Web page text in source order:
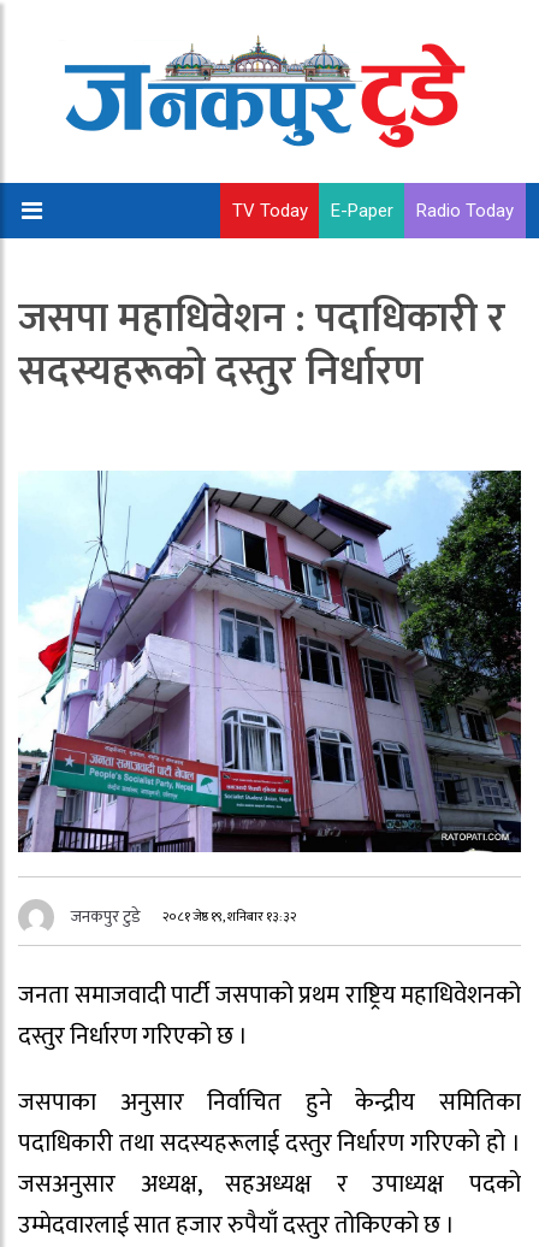
TV Today E-Paper Radio Today
जसपा महाधिवेशन : पदाधिकारी र
सदस्यहरूको दस्तुर निर्धारण
जनकपुर टुडे २०८१ जेष्ठ १९, शनिबार १३:३२
जनता समाजवादी पार्टी जसपाको प्रथम राष्ट्रिय महाधिवेशनको
दस्तुर निर्धारण गरिएको छ ।
जसपाका अनुसार निर्वाचित हुने केन्द्रीय समितिका
पदाधिकारी तथा सदस्यहरूलाई दस्तुर निर्धारण गरिएको हो ।
जसअनुसार अध्यक्ष, सहअध्यक्ष र उपाध्यक्ष पदको
उम्मेदवारलाई सात हजार रुपैयाँ दस्तुर तोकिएको छ ।